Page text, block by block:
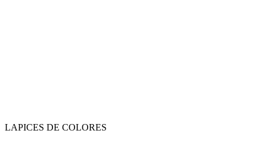
LAPICES DE COLORES